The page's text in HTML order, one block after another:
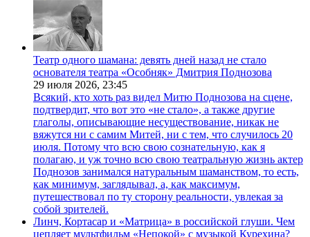
Театр одного шамана: девять дней назад не стало
основателя театра «Особняк» Дмитрия Поднозова
29 июля 2026, 23:45
Всякий, кто хоть раз видел Митю Поднозова на сцене,
подтвердит, что вот это «не стало», а также другие
глаголы, описывающие несуществование, никак не
вяжутся ни с самим Митей, ни с тем, что случилось 20
июля. Потому что всю свою сознательную, как я
полагаю, и уж точно всю свою театральную жизнь актер
Поднозов занимался натуральным шаманством, то есть,
как минимум, заглядывал, а, как максимум,
путешествовал по ту сторону реальности, увлекая за
собой зрителей.
Линч, Кортасар и «Матрица» в российской глуши. Чем
цепляет мультфильм «Непокой» с музыкой Курехина?